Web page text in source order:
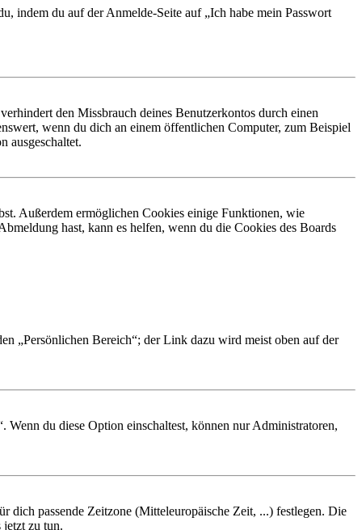
indem du auf der Anmelde-Seite auf „Ich habe mein Passwort
den Missbrauch deines Benutzerkontos durch einen
wenn du dich an einem öffentlichen Computer, zum Beispiel
ausgeschaltet.
Außerdem ermöglichen Cookies einige Funktionen, wie
hast, kann es helfen, wenn du die Cookies des Boards
„Persönlichen Bereich“; der Link dazu wird meist oben auf der
du diese Option einschaltest, können nur Administratoren,
dich passende Zeitzone (Mitteleuropäische Zeit, ...) festlegen. Die
jetzt zu tun.